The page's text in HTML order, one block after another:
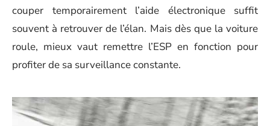
couper temporairement l’aide électronique suffit
souvent à retrouver de l’élan. Mais dès que la voiture
roule, mieux vaut remettre l’ESP en fonction pour
profiter de sa surveillance constante.